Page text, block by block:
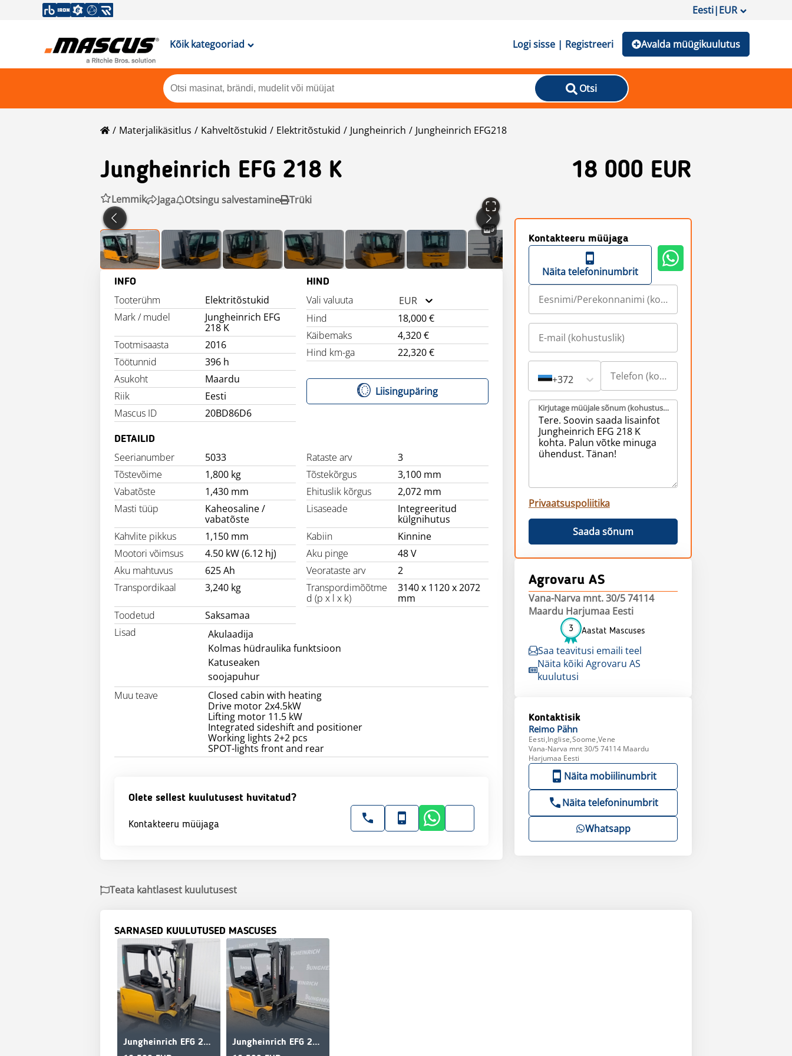
Eesti|EUR
Kõik kategooriad Logi sisse | Registreeri Avalda müügikuulutus
Otsi
Materjalikäsitlus Kahveltõstukid Elektritõstukid Jungheinrich Jungheinrich EFG218
Jungheinrich EFG 218 K 18 000 EUR
Lemmik Jaga Otsingu salvestamine Trüki
9
INFO
Tooterühm
Elektritõstukid
Mark / mudel
Jungheinrich EFG
218 K
Tootmisaasta
2016
Töötunnid
396 h
Asukoht
Maardu
Riik
Eesti
Mascus ID
20BD86D6
HIND
Vali valuuta
EUR
Hind
18,000 €
Käibemaks
4,320 €
Hind km-ga
22,320 €
Liisingupäring
DETAILID
Seerianumber 5033 Rataste arv
3
Tõstevõime
1,800 kg Tõstekõrgus
3,100 mm
Vabatõste
1,430 mm Ehituslik kõrgus
2,072 mm
Masti tüüp
Kaheosaline /
vabatõste
Lisaseade
Integreeritud
külgnihutus
Kahvlite pikkus
1,150 mm Kabiin
Kinnine
Mootori võimsus
4.50 kW (6.12 hj) Aku pinge
48 V
Aku mahtuvus
625 Ah Veorataste arv
2
Transpordikaal
3,240 kg
Transpordimõõtme
d (p x l x k)
3140 x 1120 x 2072
mm
Toodetud
Saksamaa
Lisad
Akulaadija
Kolmas hüdraulika funktsioon
Katuseaken
soojapuhur
Muu teave
Closed cabin with heating
Drive motor 2x4.5kW
Lifting motor 11.5 kW
Integrated sideshift and positioner
Working lights 2+2 pcs
SPOT-lights front and rear
Olete sellest kuulutusest huvitatud?
Kontakteeru müüjaga
Kontakteeru müüjaga
Näita telefoninumbrit
+372
Kirjutage müüjale sõnum (kohustuslik)
Privaatsuspoliitika
Saada sõnum
Agrovaru AS
Vana-Narva mnt. 30/5 74114
Maardu Harjumaa Eesti
3 Aastat Mascuses
Saa teavitusi emaili teel
Näita kõiki Agrovaru AS
kuulutusi
Kontaktisik
Reimo Pähn
Eesti,Inglise,Soome,Vene
Vana-Narva mnt 30/5 74114 Maardu
Harjumaa Eesti
Näita mobiilinumbrit
Näita telefoninumbrit
Whatsapp
Teata kahtlasest kuulutusest
SARNASED KUULUTUSED MASCUSES
Jungheinrich EFG 218k
Jungheinrich EFG 218k